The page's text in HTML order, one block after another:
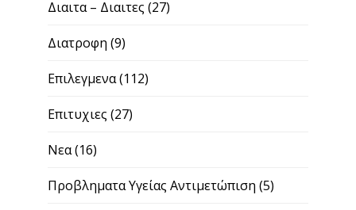
Διαιτα – Διαιτες (27)
Διατροφη (9)
Επιλεγμενα(112)
Επιτυχιες (27)
Νεα(16)
Προβληματα Υγείας Αντιμετώπιση (5)